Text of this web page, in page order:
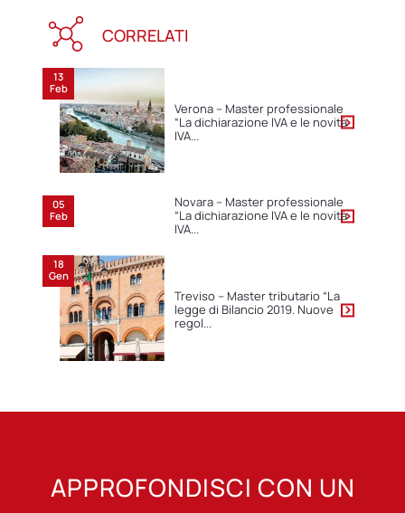
CORRELATI
13
Feb
Verona – Master professionale
“La dichiarazione IVA e le novità
IVA...
05
Feb
Novara – Master professionale
“La dichiarazione IVA e le novità
IVA...
18
Gen
Treviso – Master tributario “La
legge di Bilancio 2019. Nuove
regol...
APPROFONDISCI CON UN